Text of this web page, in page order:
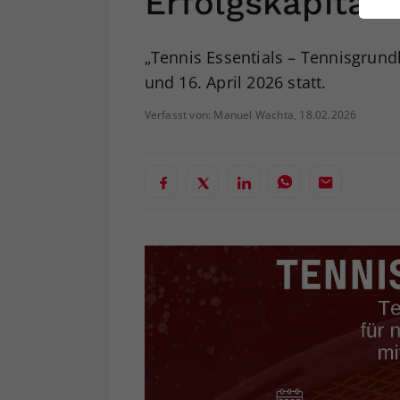
„Tennis Essentials –
und 16. April 2026 statt.
Verfasst von: Manuel Wachta, 18.02.2026